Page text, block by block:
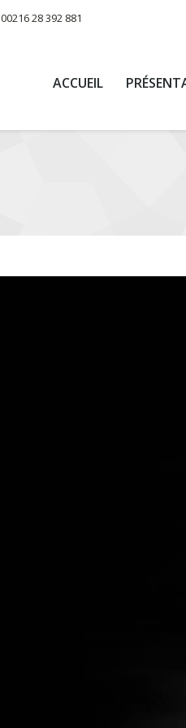
00216 28 392 881
ACCUEIL